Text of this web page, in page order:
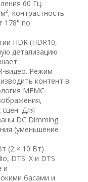
60 Гц.
контрастность
178° по
HDR (HDR10,
детализацию
Режим
контент в
MEMC
Для
DC Dimming
(уменьшение
(2 × 10 Вт)
DTS: X и DTS
и
басами и